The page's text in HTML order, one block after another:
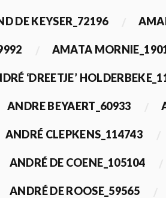
DE KEYSER_72196
AMATA
‘DREETJE’
ANDRE BEYAERT_60933
ANDRÉ CLEPKENS_114743
ANDRÉ DE COENE_105104
ANDRÉ DE ROOSE_59565